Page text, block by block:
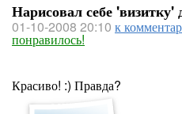
Нарисовал себе 'визитку'
01-10-2008 20:10 к
понравилось!
Красиво! :) Правда?